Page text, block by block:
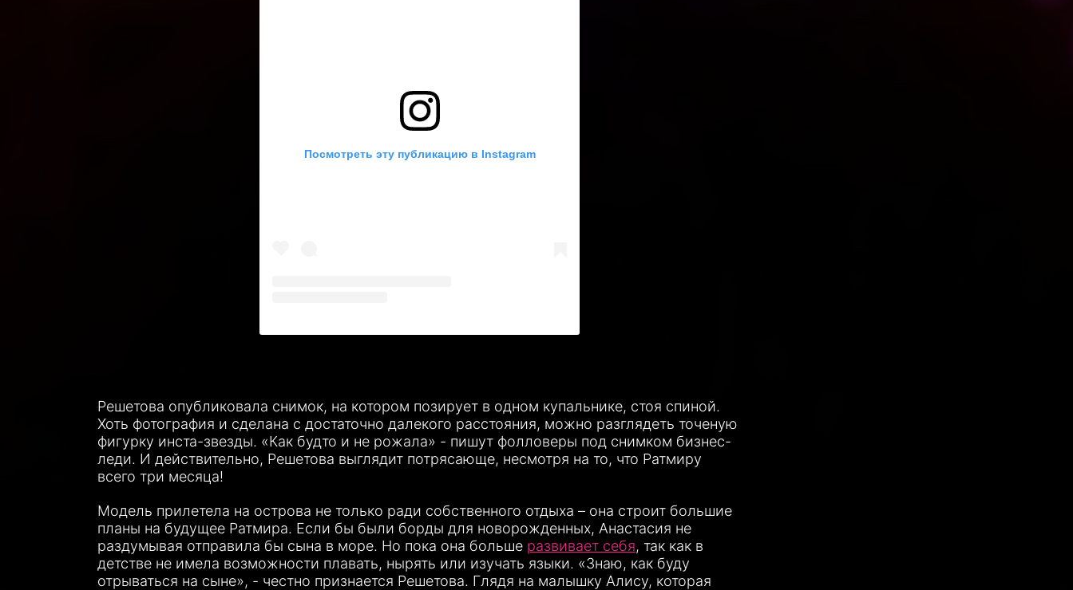
Посмотреть эту публикацию в Instagram
Решетова опубликовала снимок, на котором позирует в одном купальнике, стоя спиной.
Хоть фотография и сделана с достаточно далекого расстояния, можно разглядеть точеную
фигурку инста-звезды. «Как будто и не рожала» - пишут фолловеры под снимком бизнес-
леди. И действительно, Решетова выглядит потрясающе, несмотря на то, что Ратмиру
всего три месяца!
Модель прилетела на острова не только ради собственного отдыха – она строит большие
планы на будущее Ратмира. Если бы были борды для новорожденных, Анастасия не
раздумывая отправила бы сына в море. Но пока она больше развивает себя, так как в
детстве не имела возможности плавать, нырять или изучать языки. «Знаю, как буду
отрываться на сыне», - честно признается Решетова. Глядя на малышку Алису, которая